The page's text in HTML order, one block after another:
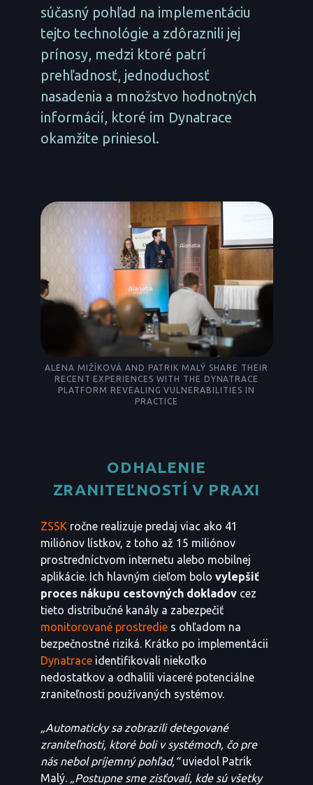
súčasný pohľad na implementáciu
tejto technológie a zdôraznili jej
prínosy, medzi ktoré patrí
prehľadnosť, jednoduchosť
nasadenia a množstvo hodnotných
informácií, ktoré im Dynatrace
okamžite priniesol.
ALENA MIŽÍKOVÁ AND PATRIK MALÝ SHARE THEIR
RECENT EXPERIENCES WITH THE DYNATRACE
PLATFORM REVEALING VULNERABILITIES IN
PRACTICE
ODHALENIE
ZRANITEĽNOSTÍ V PRAXI
ZSSK ročne realizuje predaj viac ako 41
miliónov lístkov, z toho až 15 miliónov
prostredníctvom internetu alebo mobilnej
aplikácie. Ich hlavným cieľom bolo vylepšiť
proces nákupu cestovných dokladovcez
tieto distribučné kanály a zabezpečiť
monitorované prostredies ohľadom na
bezpečnostné riziká. Krátko po implementácii
Dynatraceidentifikovali niekoľko
nedostatkov a odhalili viaceré potenciálne
zraniteľnosti používaných systémov.
„Automaticky sa zobrazili detegované
zraniteľnosti, ktoré boli v systémoch, čo pre
nás nebol príjemný pohľad,“uviedol Patrik
Malý. „Postupne sme zisťovali, kde sú všetky